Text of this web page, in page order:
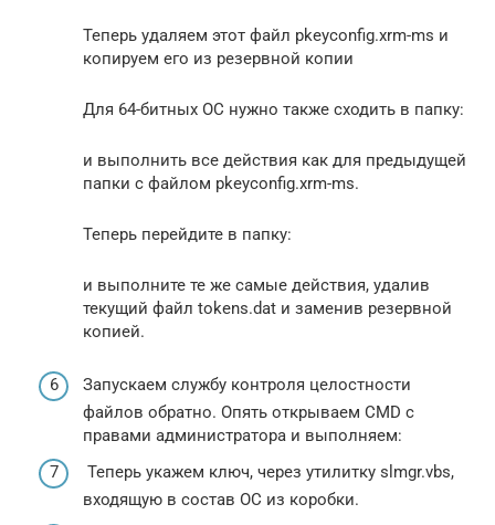
Теперь удаляем этот файл pkeyconfig.xrm-ms и
копируем его из резервной копии
Для 64-битных ОС нужно также сходить в папку:
и выполнить все действия как для предыдущей
папки с файлом pkeyconfig.xrm-ms.
Теперь перейдите в папку:
и выполните те же самые действия, удалив
текущий файл tokens.dat и заменив резервной
копией.
Запускаем службу контроля целостности
файлов обратно. Опять открываем CMD с
правами администратора и выполняем:
Теперь укажем ключ, через утилитку slmgr.vbs,
входящую в состав ОС из коробки.